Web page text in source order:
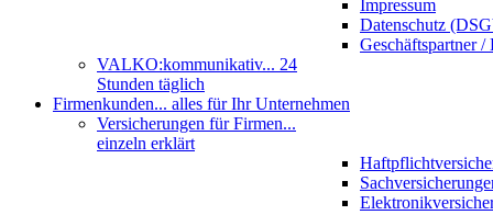
Impressum
Datenschutz
Geschäftspartner /
VALKO:kommunikativ... 24
Stunden täglich
Firmenkunden... alles für Ihr Unternehmen
Versicherungen für Firmen...
einzeln erklärt